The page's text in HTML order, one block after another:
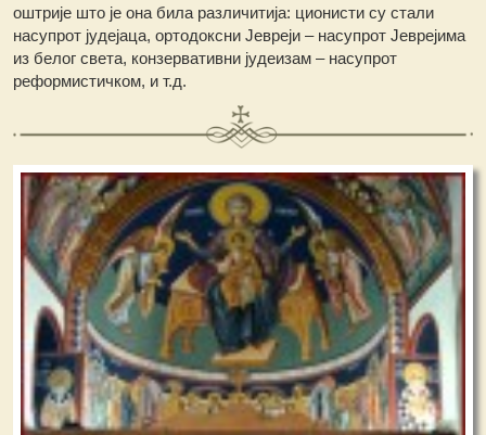
оштрије што је она била различитија: ционисти су стали
насупрот јудејаца, ортодоксни Јевреји – насупрот Јеврејима
из белог света, конзервативни јудеизам – насупрот
реформистичком, и т.д.